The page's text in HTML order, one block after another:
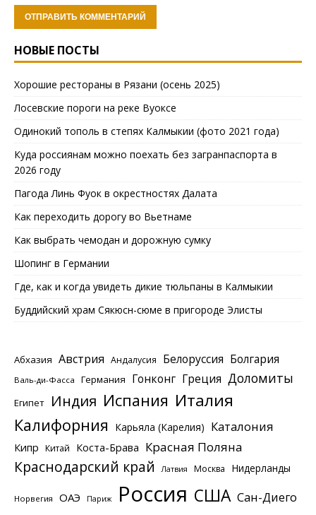
НОВЫЕ ПОСТЫ
Хорошие рестораны в Рязани (осень 2025)
Лосевские пороги на реке Вуоксе
Одинокий тополь в степях Калмыкии (фото 2021 года)
Куда россиянам можно поехать без загранпаспорта в
2026 году
Пагода Линь Фуок в окрестностях Далата
Как переходить дорогу во Вьетнаме
Как выбрать чемодан и дорожную сумку
Шопинг в Германии
Где, как и когда увидеть дикие тюльпаны в Калмыкии
Буддийский храм Сякюсн-сюме в пригороде Элисты
Абхазия Австрия Андалусия Белоруссия Болгария
Валь-ди-Фасса Германия Гонконг Греция Доломиты
Египет Индия Испания Италия
Калифорния Карьяла (Карелия) Каталония
Кипр Китай Коста-Брава Красная Поляна
Краснодарский край Латвия Москва Нидерланды
Норвегия ОАЭ Париж Россия США Сан-Диего